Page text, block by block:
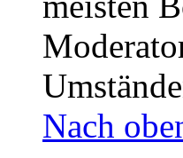
Nach